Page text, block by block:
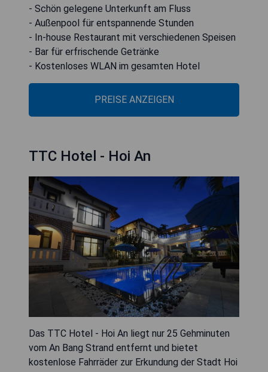
- Schön gelegene Unterkunft am Fluss
- Außenpool für entspannende Stunden
- In-house Restaurant mit verschiedenen Speisen
- Bar für erfrischende Getränke
- Kostenloses WLAN im gesamten Hotel
PREISE ANZEIGEN
TTC Hotel - Hoi An
Das TTC Hotel - Hoi An liegt nur 25 Gehminuten
vom An Bang Strand entfernt und bietet
kostenlose Fahrräder zur Erkundung der Stadt Hoi